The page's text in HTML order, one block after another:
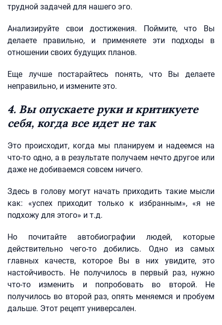
трудной задачей для нашего эго.
Анализируйте свои достижения. Поймите, что Вы
делаете правильно, и применяете эти подходы в
отношении своих будущих планов.
Еще лучше постарайтесь понять, что Вы делаете
неправильно, и измените это.
4. Вы опускаете руки и критикуете
себя, когда все идет не так
Это происходит, когда мы планируем и надеемся на
что-то одно, а в результате получаем нечто другое или
даже не добиваемся совсем ничего.
Здесь в голову могут начать приходить такие мысли
как: «успех приходит только к избранным», «я не
подхожу для этого» и т.д.
Но почитайте автобиографии людей, которые
действительно чего-то добились. Одно из самых
главных качеств, которое Вы в них увидите, это
настойчивость. Не получилось в первый раз, нужно
что-то изменить и попробовать во второй. Не
получилось во второй раз, опять меняемся и пробуем
дальше. Этот рецепт универсален.